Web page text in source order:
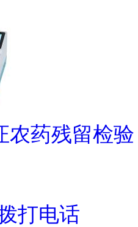
农药残留检验
打电话